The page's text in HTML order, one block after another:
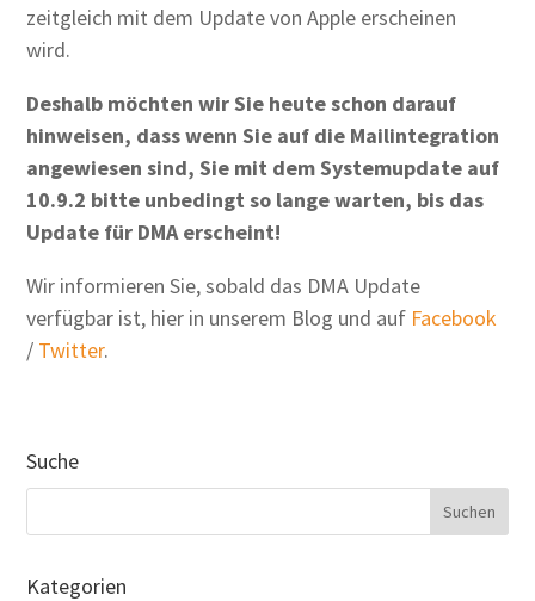
zeitgleich mit dem Update von Apple erscheinen
wird.
Deshalb möchten wir Sie heute schon darauf
hinweisen, dass wenn Sie auf die Mailintegration
angewiesen sind, Sie mit dem Systemupdate auf
10.9.2 bitte unbedingt so lange warten, bis das
Update für DMA erscheint!
Wir informieren Sie, sobald das DMA Update
verfügbar ist, hier in unserem Blog und auf Facebook
/ Twitter.
Suche
Kategorien